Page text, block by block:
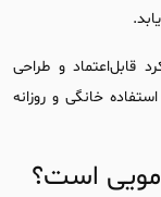
قابل‌اعتماد و طراحی
خانگی و روزانه
مویی است؟